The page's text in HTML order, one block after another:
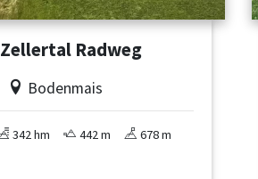
Zellertal Radweg
Bodenmais
342 hm 442 m 678 m